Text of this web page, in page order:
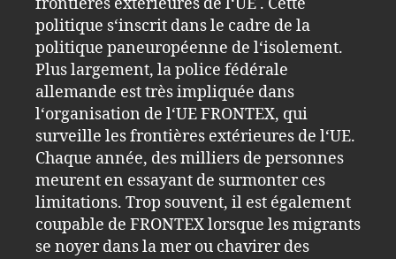
politique s‘inscrit dans le cadre de la
politique paneuropéenne de l‘isolement.
Plus largement, la police fédérale
allemande est très impliquée dans
l‘organisation de l‘UE FRONTEX, qui
surveille les frontières extérieures de l‘UE.
Chaque année, des milliers de personnes
meurent en essayant de surmonter ces
limitations. Trop souvent, il est également
coupable de FRONTEX lorsque les migrants
se noyer dans la mer ou chavirer des